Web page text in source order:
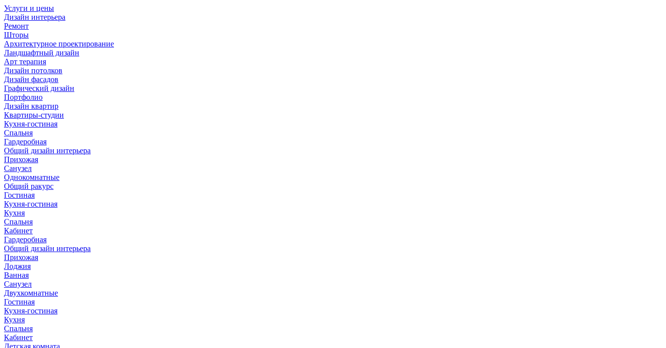
Услуги и цены
Дизайн интерьера
Ремонт
Шторы
Архитектурное проектирование
Ландшафтный дизайн
Арт терапия
Дизайн потолков
Дизайн фасадов
Графический дизайн
Портфолио
Дизайн квартир
Квартиры-студии
Кухня-гостиная
Спальня
Гардеробная
Общий дизайн интерьера
Прихожая
Санузел
Однокомнатные
Общий ракурс
Гостиная
Кухня-гостиная
Кухня
Спальня
Кабинет
Гардеробная
Общий дизайн интерьера
Прихожая
Лоджия
Ванная
Санузел
Двухкомнатные
Гостиная
Кухня-гостиная
Кухня
Спальня
Кабинет
Детская комната